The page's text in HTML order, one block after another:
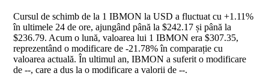
Cursul de schimb de la 1 IBMON la USD a fluctuat cu +1.11%
în ultimele 24 de ore, ajungând până la $242.17 și până la
$236.79. Acum o lună, valoarea lui 1 IBMON era $307.35,
reprezentând o modificare de -21.78%în comparație cu
valoarea actuală. În ultimul an, IBMON a suferit o modificare
de --, care a dus la o modificare a valorii de --.